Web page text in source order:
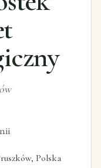
Polska